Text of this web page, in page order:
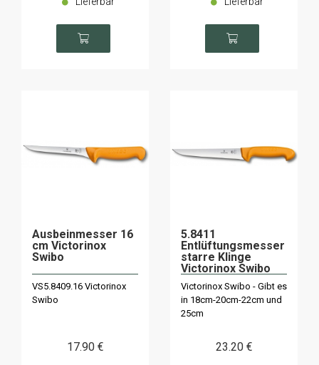
Ausbeinmesser 16
cm Victorinox
Swibo
VS5.8409.16 Victorinox
Swibo
17.90 €
5.8411
Entlüftungsmesser
starre Klinge
Victorinox Swibo
Victorinox Swibo - Gibt es
in 18cm-20cm-22cm und
25cm
23.20 €